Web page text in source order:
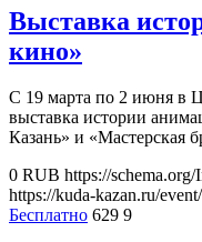
Выставка
кино»
С 19 марта по 2 июня в
выставка истории
Казань» и «Мастерская
0 RUB https://schema.org/
https://kuda-kazan.ru/
Бесплатно 629 9